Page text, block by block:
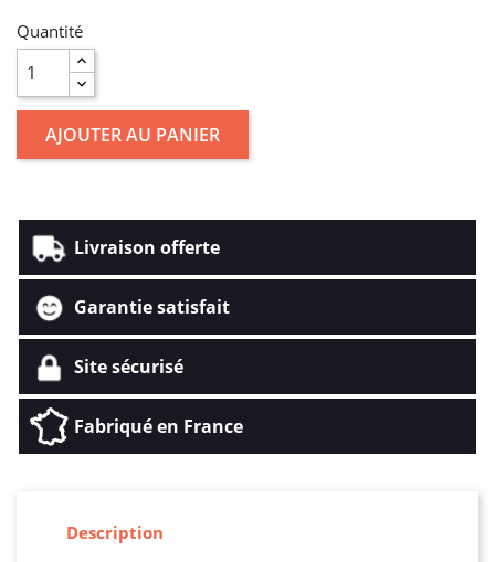
Quantité
AJOUTER AU PANIER
Livraison offerte
Garantie satisfait
Site sécurisé
Fabriqué en France
Description